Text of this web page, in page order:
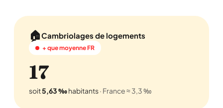
🏠Cambriolages de logements
+ que moyenne FR
17
soit5,63 ‰habitants· France ≈ 3,3 ‰